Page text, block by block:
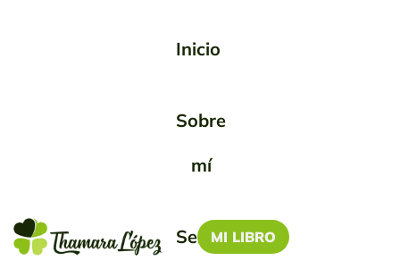
Inicio
Sobre
mí
Servicios
MI LIBRO